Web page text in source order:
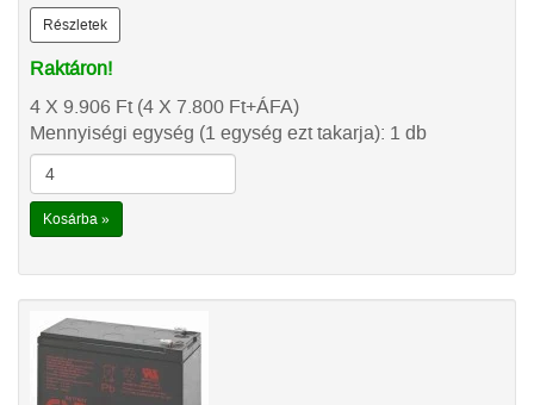
Részletek
Raktáron!
4 X 9.906 Ft(4 X 7.800 Ft+ÁFA)
Mennyiségi egység (1 egység ezt takarja): 1 db
Kosárba »